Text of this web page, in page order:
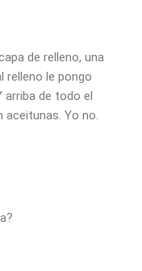
de relleno, una
relleno le pongo
arriba de todo el
aceitunas. Yo no.